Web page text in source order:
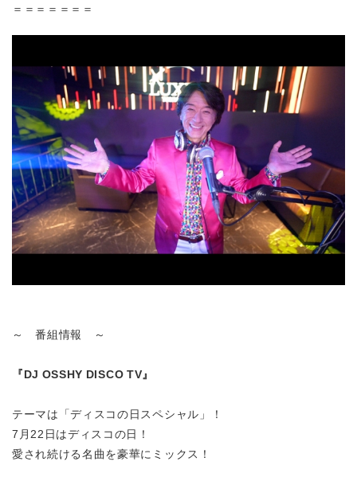
＝＝＝＝＝＝＝
～ 番組情報 ～
『DJ OSSHY DISCO TV 』
テーマは「ディスコの日スペシャル」！
7月22日はディスコの日！
愛され続ける名曲を豪華にミックス！